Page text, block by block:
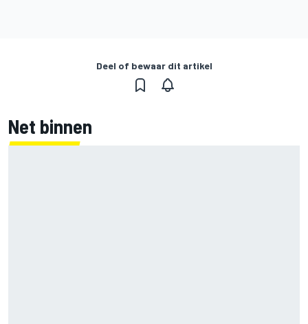
Deel of bewaar dit artikel
Net binnen